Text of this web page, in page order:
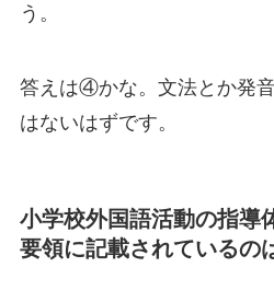
う。
答えは④かな。文法とか発
はないはずです。
小学校外国語活動の指導
要領に記載されているの